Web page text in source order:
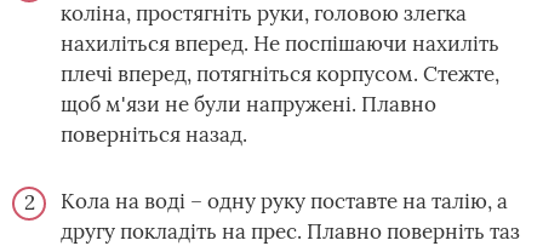
коліна, простягніть руки, головою злегка
нахиліться вперед. Не поспішаючи нахиліть
плечі вперед, потягніться корпусом. Стежте,
щоб м'язи не були напружені. Плавно
поверніться назад.
Кола на воді – одну руку поставте на талію, а
другу покладіть на прес. Плавно поверніть таз